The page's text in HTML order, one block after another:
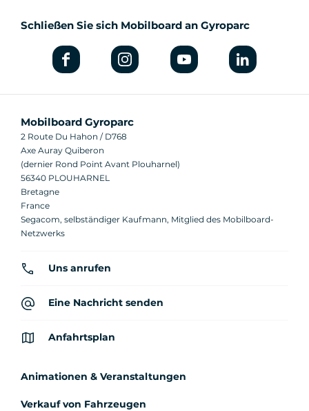
Schließen Sie sich Mobilboard an Gyroparc
Mobilboard Gyroparc
2 Route Du Hahon / D768
Axe Auray Quiberon
(dernier Rond Point Avant Plouharnel)
56340 PLOUHARNEL
Bretagne
France
Segacom, selbständiger Kaufmann, Mitglied des Mobilboard-
Netzwerks
Uns anrufen
Eine Nachricht senden
Anfahrtsplan
Animationen & Veranstaltungen
Verkauf von Fahrzeugen